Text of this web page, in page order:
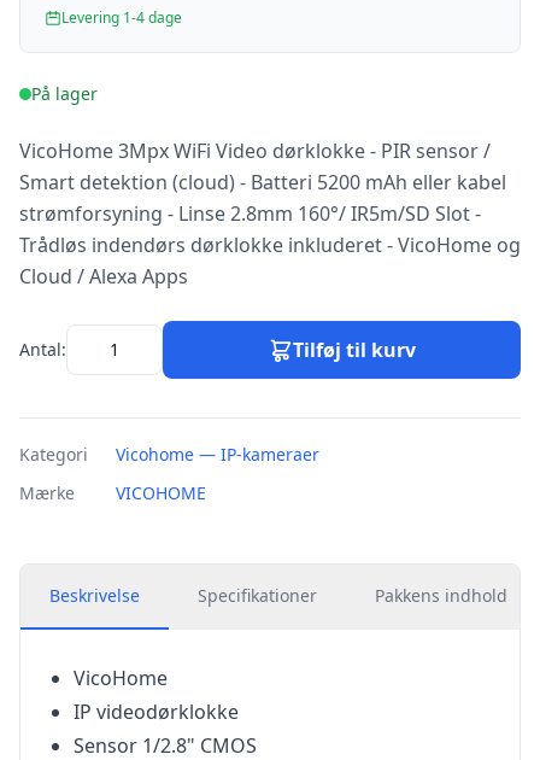
Levering 1-4 dage
På lager
VicoHome 3Mpx WiFi Video dørklokke - PIR sensor /
Smart detektion (cloud) - Batteri 5200 mAh eller kabel
strømforsyning - Linse 2.8mm 160°/ IR5m/SD Slot -
Trådløs indendørs dørklokke inkluderet - VicoHome og
Cloud / Alexa Apps
Antal: Tilføj til kurv
Kategori
Vicohome — IP-kameraer
Mærke
VICOHOME
Beskrivelse Specifikationer Pakkens indhold
VicoHome
IP videodørklokke
Sensor 1/2.8" CMOS